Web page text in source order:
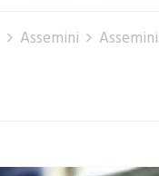
Assemini